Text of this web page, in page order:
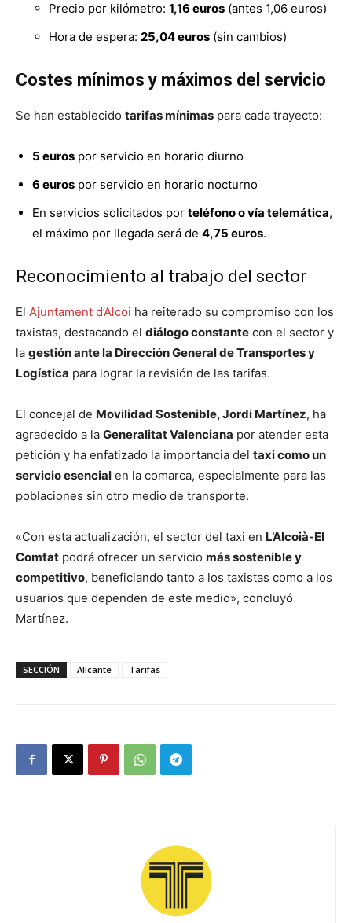
Precio por kilómetro: 1,16 euros (antes 1,06 euros)
Hora de espera: 25,04 euros (sin cambios)
Costes mínimos y máximos del servicio
Se han establecido tarifas mínimas para cada trayecto:
5 euros por servicio en horario diurno
6 euros por servicio en horario nocturno
En servicios solicitados por teléfono o vía telemática,
el máximo por llegada será de 4,75 euros.
Reconocimiento al trabajo del sector
El Ajuntament d’Alcoi ha reiterado su compromiso con los
taxistas, destacando el diálogo constante con el sector y
la gestión ante la Dirección General de Transportes y
Logística para lograr la revisión de las tarifas.
El concejal de Movilidad Sostenible, Jordi Martínez, ha
agradecido a la Generalitat Valenciana por atender esta
petición y ha enfatizado la importancia del taxi como un
servicio esencial en la comarca, especialmente para las
poblaciones sin otro medio de transporte.
«Con esta actualización, el sector del taxi en L’Alcoià-El
Comtat podrá ofrecer un servicio más sostenible y
competitivo, beneficiando tanto a los taxistas como a los
usuarios que dependen de este medio», concluyó
Martínez.
SECCIÓN Alicante Tarifas